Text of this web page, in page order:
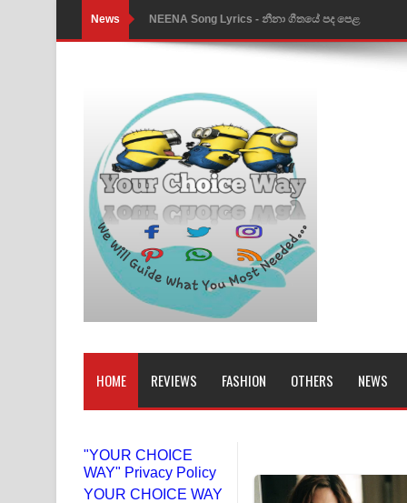
News NEENA Song Lyrics - නීනා ගීතයේ පද පෙළ
Ahimi Wimai Himi Song Lyrics - අහිමි විමයි හිමි
Mathaka Parana Song Lyrics - මතක පාරනා ගීතයේ
Nimnadhen Song Lyrics - නිම්නාදෙන් ගීතයේ පද
Obamai Mage Adare Song Lyrics - ඔබමයි මගේ
Pansal Gihin Song Lyrics - පන්සල් ගිහිං ගීතයේ පද
Ankeliya Song Lyrics - අංකෙළිය ගීතයේ පද පෙළ
DEAR GOD Song Lyrics - ඩියර් ගෝඩ් ගීතයේ පද
MANAMALA KATHA Song Lyrics - මනමාල කතා
Niwuna Numba Hinda Song Lyrics - නිවුනා නුඹ
HOME REVIEWS FASHION OTHERS NEWS
"YOUR CHOICE
WAY" Privacy Policy
YOUR CHOICE WAY